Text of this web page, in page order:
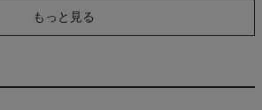
もっと見る